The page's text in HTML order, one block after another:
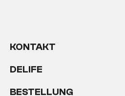
KONTAKT
DELIFE
BESTELLUNG